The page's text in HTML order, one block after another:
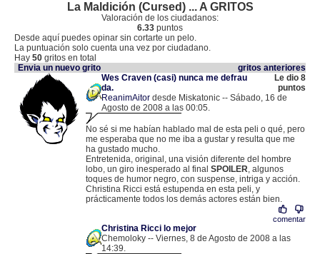
La Maldición (Cursed) ... A GRITOS
Valoración de los ciudadanos:
6.33 puntos
Desde aquí puedes opinar sin cortarte un pelo.
La puntuación solo cuenta una vez por ciudadano.
Hay 50 gritos en total
Envia un nuevo grito
gritos anteriores
Wes Craven (casi) nunca me defrau
da.
Le dio 8
puntos
ReanimAitor desde Miskatonic -- Sábado, 16 de
Agosto de 2008 a las 00:05.
No sé si me habían hablado mal de esta peli o qué, pero
me esperaba que no me iba a gustar y resulta que me
ha gustado mucho.
Entretenida, original, una visión diferente del hombre
lobo, un giro inesperado al final SPOILER, algunos
toques de humor negro, con suspense, intriga y acción.
Christina Ricci está estupenda en esta peli, y
prácticamente todos los demás actores están bien.
comentar
Christina Ricci lo mejor
Chemoloky -- Viernes, 8 de Agosto de 2008 a las
14:39.